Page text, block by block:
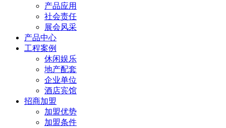
产品应用
社会责任
展会风采
产品中心
工程案例
休闲娱乐
地产配套
企业单位
酒店宾馆
招商加盟
加盟优势
加盟条件